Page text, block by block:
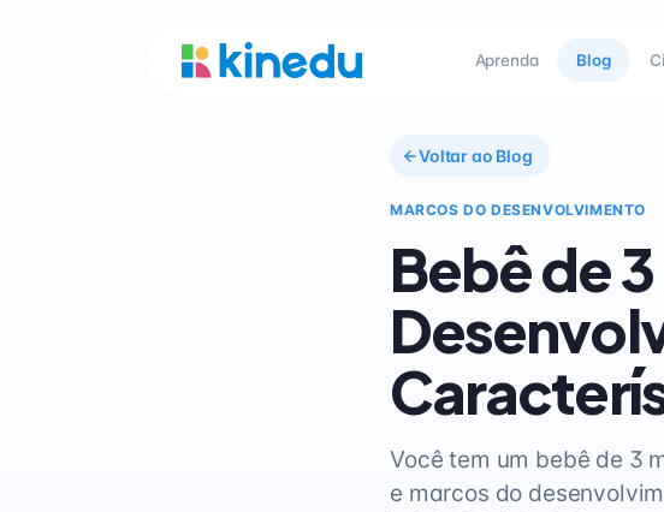
Aprenda Blog
Voltar ao Blog
MARCOS DO DESENVOLVIMENTO
Bebê de
Você tem um bebê de 3
e marcos do